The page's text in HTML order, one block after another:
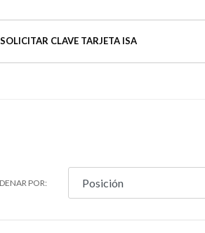
SOLICITAR CLAVE TARJETA ISA
POR: